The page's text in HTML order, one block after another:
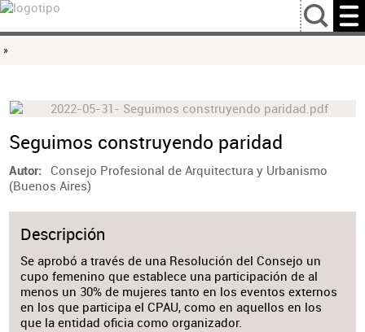
…
»
Seguimos construyendo paridad
Autor
Consejo Profesional de Arquitectura y Urbanismo
(Buenos Aires)
Descripción
Se aprobó a través de una Resolución del Consejo un
cupo femenino que establece una participación de al
menos un 30% de mujeres tanto en los eventos externos
en los que participa el CPAU, como en aquellos en los
que la entidad oficia como organizador.